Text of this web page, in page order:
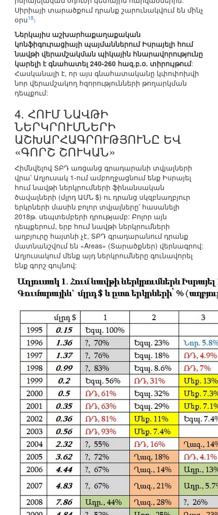
Սիրիայի տարածքում դրանք շարունակվում են մինչ
օրս18։
Ներկայիս աշխարհաքաղաքական
կոնֆիգուրացիայի պայմաններում Իսրայելի հում
նավթի վերամշակման պիկային հնարավորությունը
կարելի է գնահատել 240-260 հազ.բ.օ. տիրույթում:
Հասկանալի է, որ այս գնահատականը կփոփոխվի
նոր վերամշակող հզորությունների թողարկման
դեպքում:
4. ՀՈՒՄ ՆԱՎԹԻ
ՆԵՐԿՐՈՒՄՆԵՐԻ
ԱՇԽԱՐՀԱԳՐՈՒԹՅՈՒՆԸ ԵՎ
«ԳՈՐՇ ՇՈՒԿԱՆ»
Հիմնվելով ՏԲԴ առցանց գրադարանի տվյալների
վրա՝ Աղյուսակ 1-ում ամբողջացնում ենք Իսրայել
հում նավթի ներկրումների ֆինանսական
ծավալների (մլրդ ԱՄՆ $) ու դրանց սկզբնաղբյուր
երկրների մասին բոլոր տվյալները՝ հասանելի
2018թ. սեպտեմբերի դրությամբ: Բոլոր այն
դեպքերում, երբ հում նավթի ներկրումների
աղբյուրը հայտնի չէ, ՏԲԴ գրադարանում դրանք
մատնանշվում են «Areas» (Տարածքներ) վերնագրով:
Աղյուսակում մենք այդ ներկրումները գունավորել
ենք գորշ գույնով: